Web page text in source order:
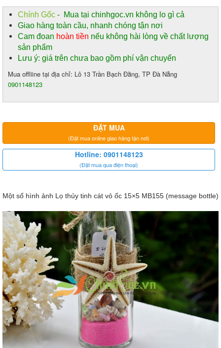
Chính Gốc - Mua tại chinhgoc.vn không lo gì cả
Giao hàng toàn cầu, nhanh chóng tận nơi
Cam đoan hoàn tiền nếu không hài lòng về chất lượng
sản phẩm
Lưu ý: giá trên chưa bao gồm phí vận chuyển
Mua offliine tại địa chỉ: Lô 13 Trần Bạch Đằng, TP Đà Nẵng
0901148123
ĐẶT MUA
(Đặt mua online giao hàng tận nơi)
Hotline: 0901148123
(Đặt mua qua điện thoại)
Một số hình ảnh Lọ thủy tinh cát vỏ ốc 15×5 MB155 (message bottle)